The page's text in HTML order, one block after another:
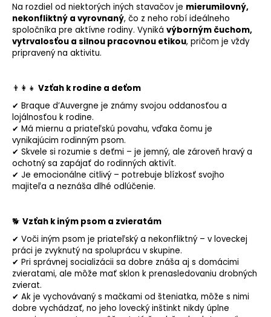
Na rozdiel od niektorých iných stavačov je mierumilovný,
nekonfliktný a vyrovnaný, čo z neho robí ideálneho
spoločníka pre aktívne rodiny. Vyniká výborným čuchom,
vytrvalosťou a silnou pracovnou etikou, pričom je vždy
pripravený na aktivitu.
👨‍👩‍👧 Vzťah k rodine a deťom
✔ Braque d’Auvergne je známy svojou oddanosťou a
lojálnosťou k rodine.
✔ Má miernu a priateľskú povahu, vďaka čomu je
vynikajúcim rodinným psom.
✔ Skvele si rozumie s deťmi – je jemný, ale zároveň hravý a
ochotný sa zapájať do rodinných aktivít.
✔ Je emocionálne citlivý – potrebuje blízkosť svojho
majiteľa a neznáša dlhé odlúčenie.
🐕 Vzťah k iným psom a zvieratám
✔ Voči iným psom je priateľský a nekonfliktný – v loveckej
práci je zvyknutý na spoluprácu v skupine.
✔ Pri správnej socializácii sa dobre znáša aj s domácimi
zvieratami, ale môže mať sklon k prenasledovaniu drobných
zvierat.
✔ Ak je vychovávaný s mačkami od šteniatka, môže s nimi
dobre vychádzať, no jeho lovecký inštinkt nikdy úplne